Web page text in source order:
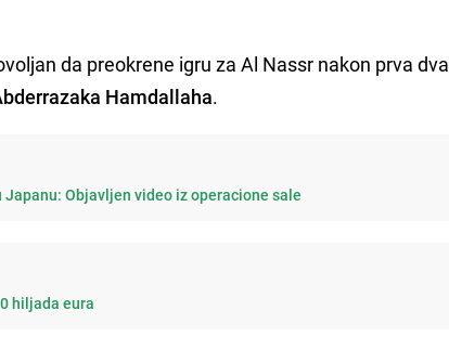
da preokrene igru za Al Nassr nakon prva dva
Hamdallaha.
Objavljen video iz operacione sale
hiljada eura